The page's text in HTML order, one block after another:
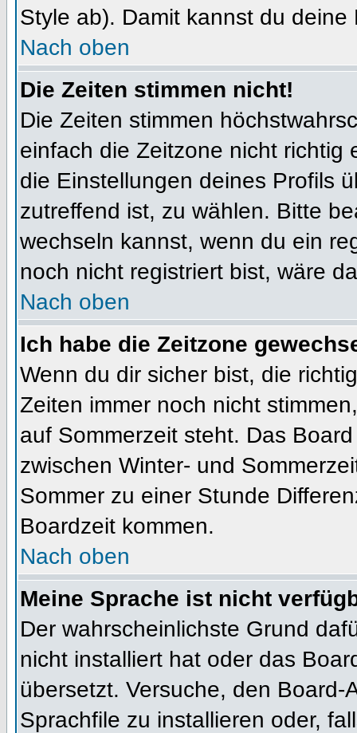
Style ab). Damit kannst du
Nach oben
Die Zeiten stimmen nicht!
Die Zeiten stimmen
einfach die Zeitzone nicht richtig
die Einstellungen deines Profils
zutreffend ist, zu wählen. Bitte
wechseln kannst, wenn du ein
noch nicht registriert bist, wäre
Nach oben
Ich habe die Zeitzone
Wenn du dir sicher bist, die
Zeiten immer noch nicht
auf Sommerzeit steht. Das
zwischen Winter- und
Sommer zu einer Stunde
Boardzeit kommen.
Nach oben
Meine Sprache ist nicht
Der wahrscheinlichste Grund
nicht installiert hat oder das
übersetzt. Versuche, den
Sprachfile zu installieren oder,